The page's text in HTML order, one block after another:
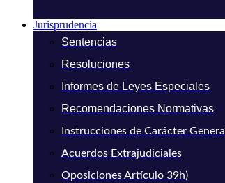
Jurisprudencia
Sentencias
Resoluciones
Informes de Leyes Especiales
Recomendaciones Normativas
Instrucciones de Carácter General
Acuerdos Extrajudiciales
Oposiciones Artículo 39h)